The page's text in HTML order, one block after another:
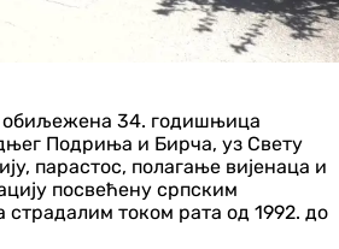
обиљежена 34. годишњица
Подриња и Бирча, уз Свету
парастос, полагање вијенаца и
посвећену српским
током рата од 1992. до